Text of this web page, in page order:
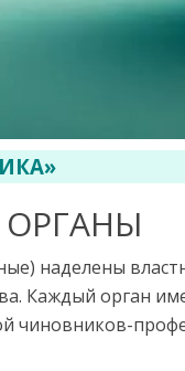
наделены
Каж­дый орган
чиновников-